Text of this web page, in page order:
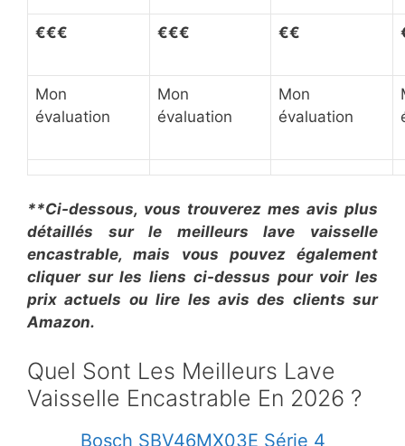
€€€ €€€ €€
Mon
évaluation
Mon
évaluation
Mon
évaluation
**Ci-dessous, vous trouverez mes avis plus
détaillés sur le meilleurs lave vaisselle
encastrable, mais vous pouvez également
cliquer sur les liens ci-dessus pour voir les
prix actuels ou lire les avis des clients sur
Amazon.
Quel Sont Les Meilleurs Lave
Vaisselle Encastrable En 2026 ?
Bosch SBV46MX03E Série 4